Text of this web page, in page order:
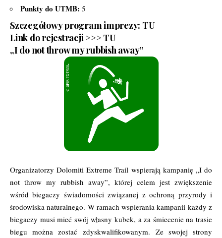
Punkty do UTMB: 5
Szczegółowy program imprezy: TU
Link do rejestracji >>> TU
„I do not throw my rubbish away”
Organizatorzy Dolomiti Extreme Trail wspierają kampanię „I do
not throw my rubbish away”, której celem jest zwiększenie
wśród biegaczy świadomości związanej z ochroną przyrody i
środowiska naturalnego. W ramach wspierania kampanii każdy z
biegaczy musi mieć swój własny kubek, a za śmiecenie na trasie
biegu można zostać zdyskwalifikowanym. Ze swojej strony